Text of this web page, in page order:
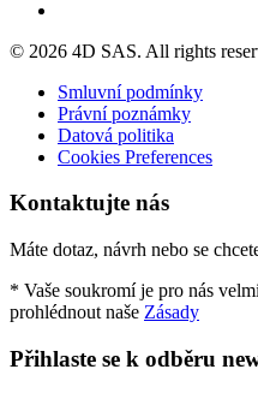
© 2026 4D SAS. All rights
Smluvní podmínky
Právní poznámky
Datová politika
Cookies Preferences
Kontaktujte nás
Máte dotaz, návrh nebo se
* Vaše soukromí je pro nás
prohlédnout naše Zásady
Přihlaste se k odběru